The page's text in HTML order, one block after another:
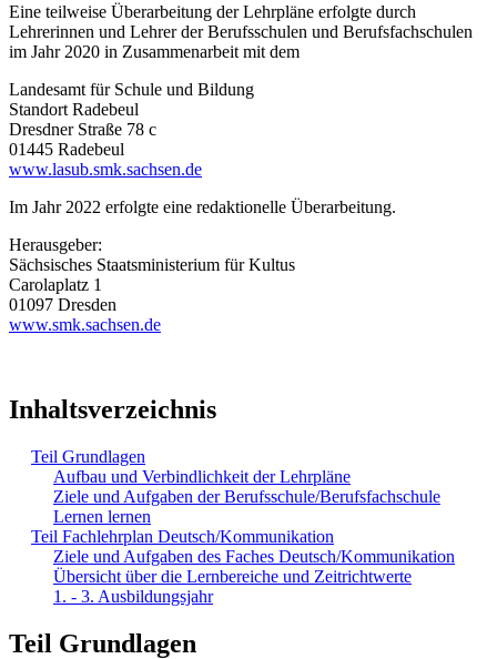
Eine teilweise Überarbeitung der Lehrpläne erfolgte durch
Lehrerinnen und Lehrer der Berufsschulen und Berufsfachschulen
im Jahr 2020 in Zusammenarbeit mit dem
Landesamt für Schule und Bildung
Standort Radebeul
Dresdner Straße 78 c
01445 Radebeul
www.lasub.smk.sachsen.de
Im Jahr 2022 erfolgte eine redaktionelle Überarbeitung.
Herausgeber:
Sächsisches Staatsministerium für Kultus
Carolaplatz 1
01097 Dresden
www.smk.sachsen.de
Inhaltsverzeichnis
Teil Grundlagen
Aufbau und Verbindlichkeit der Lehrpläne
Ziele und Aufgaben der Berufsschule/Berufsfachschule
Lernen lernen
Teil Fachlehrplan Deutsch/Kommunikation
Ziele und Aufgaben des Faches Deutsch/Kommunikation
Übersicht über die Lernbereiche und Zeitrichtwerte
1. - 3. Ausbildungsjahr
Teil Grundlagen